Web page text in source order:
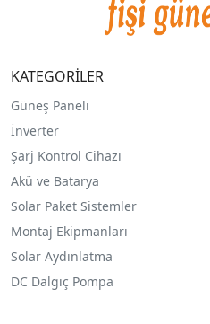
KATEGORİLER
Güneş Paneli
İnverter
Şarj Kontrol Cihazı
Akü ve Batarya
Solar Paket Sistemler
Montaj Ekipmanları
Solar Aydınlatma
DC Dalgıç Pompa